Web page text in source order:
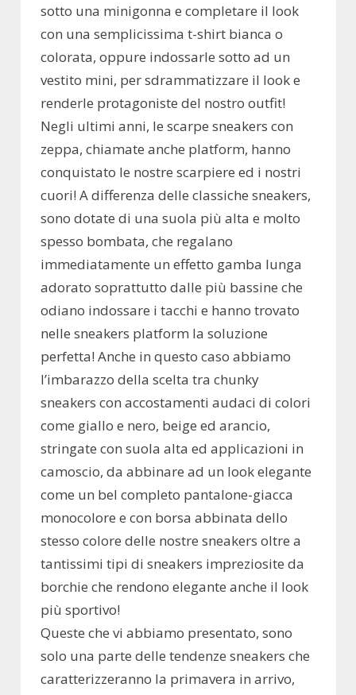
sotto una minigonna e completare il look
con una semplicissima t-shirt bianca o
colorata, oppure indossarle sotto ad un
vestito mini, per sdrammatizzare il look e
renderle protagoniste del nostro outfit!
Negli ultimi anni, le scarpe sneakers con
zeppa, chiamate anche platform, hanno
conquistato le nostre scarpiere ed i nostri
cuori! A differenza delle classiche sneakers,
sono dotate di una suola più alta e molto
spesso bombata, che regalano
immediatamente un effetto gamba lunga
adorato soprattutto dalle più bassine che
odiano indossare i tacchi e hanno trovato
nelle sneakers platform la soluzione
perfetta! Anche in questo caso abbiamo
l’imbarazzo della scelta tra chunky
sneakers con accostamenti audaci di colori
come giallo e nero, beige ed arancio,
stringate con suola alta ed applicazioni in
camoscio, da abbinare ad un look elegante
come un bel completo pantalone-giacca
monocolore e con borsa abbinata dello
stesso colore delle nostre sneakers oltre a
tantissimi tipi di sneakers impreziosite da
borchie che rendono elegante anche il look
più sportivo!
Queste che vi abbiamo presentato, sono
solo una parte delle tendenze sneakers che
caratterizzeranno la primavera in arrivo,